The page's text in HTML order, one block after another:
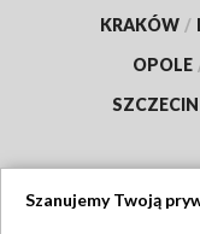
KRAKÓW /
OPOLE
SZCZECIN
Szanujemy Twoją